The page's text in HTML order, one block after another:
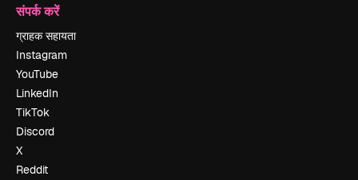
संपर्क करें
ग्राहक सहायता
Instagram
YouTube
LinkedIn
TikTok
Discord
X
Reddit